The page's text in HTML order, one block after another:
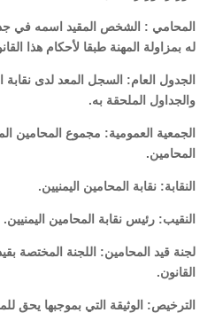
المحامي : الشخص المقيد اسمه في
له بمزاولة المهنة طبقا لأحكام هذا
الجدول العام: السجل المعد لدى نقابة
والجداول الملحقة به.
الجمعية العمومية: مجموع المحامين
المحامين.
النقابة: نقابة المحامين اليمنيين.
النقيب: رئيس نقابة المحامين اليمنيين.
لجنة قيد المحامين: اللجنة المختصة
القانون.
الترخيص: الوثيقة التي بموجبها يحق